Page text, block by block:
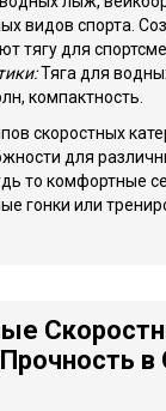
видов спорта.
тягу для
Тяга для
компактность.
скоростных
для
то комфортные
гонки или